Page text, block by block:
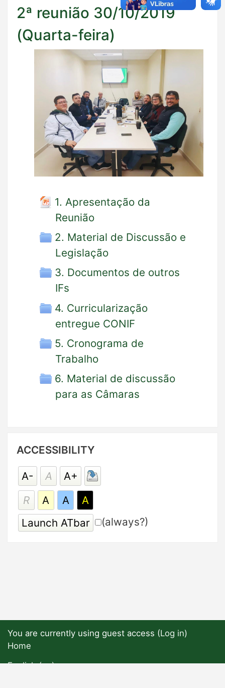
2ª reunião 30/10/2019
(Quarta-feira)
1. Apresentação da
Reunião
2. Material de Discussão e
Legislação
3. Documentos de outros
IFs
4. Curricularização
entregue CONIF
5. Cronograma de
Trabalho
6. Material de discussão
para as Câmaras
Accessibility
ACCESSIBILITY
A- A
A+
R
A A
A
(always?)
You are currently using guest access (Log in)
Home
English ‎(en)‎